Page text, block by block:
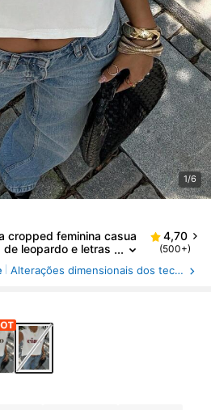
1/6
cropped feminina casua
de leopardo e letras
mangas, ideal para
4,70
(500+)
Alterações dimensionais dos tecidos após a lavagem doméstica, Solidez da cor à lavagem